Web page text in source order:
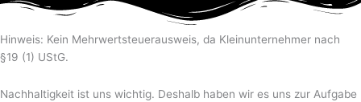
Hinweis: Kein Mehrwertsteuerausweis, da Kleinunternehmer nach
§19 (1) UStG.
Nachhaltigkeit ist uns wichtig. Deshalb haben wir es uns zur Aufgabe